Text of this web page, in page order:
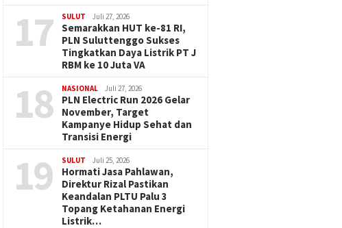
17 SULUT Juli 27, 2026
Semarakkan HUT ke-81 RI,
PLN Suluttenggo Sukses
Tingkatkan Daya Listrik PT J
RBM ke 10 Juta VA
18 NASIONAL Juli 27, 2026
PLN Electric Run 2026 Gelar
November, Target
Kampanye Hidup Sehat dan
Transisi Energi
19 SULUT Juli 25, 2026
Hormati Jasa Pahlawan,
Direktur Rizal Pastikan
Keandalan PLTU Palu 3
Topang Ketahanan Energi
Listrik…